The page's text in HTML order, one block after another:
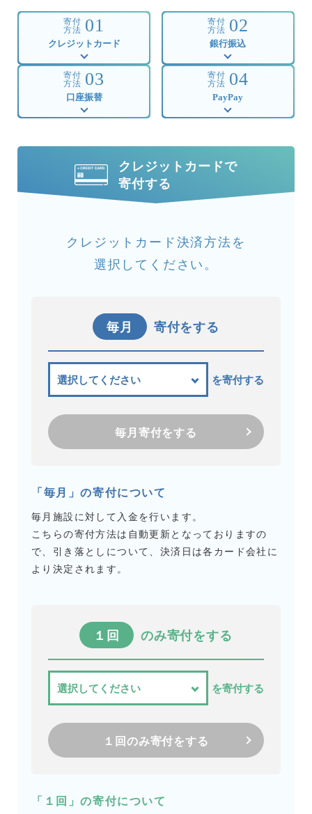
寄付
方法 01
クレジットカード
寄付
方法 02
銀行振込
寄付
方法 03
口座振替
寄付
方法 04
PayPay
クレジットカードで
寄付する
クレジットカード決済方法を
選択してください。
毎月 寄付をする
を寄付する
毎月寄付をする
「毎月」の寄付について
毎月施設に対して入金を行います。
こちらの寄付方法は自動更新となっておりますの
で、引き落としについて、決済日は各カード会社に
より決定されます。
１回 のみ寄付をする
を寄付する
１回のみ寄付をする
「１回」の寄付について